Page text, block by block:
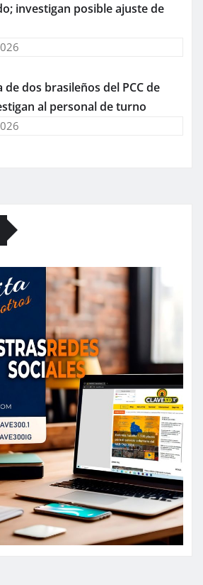
investigan posible ajuste de
dos brasileños del PCC de
al personal de turno